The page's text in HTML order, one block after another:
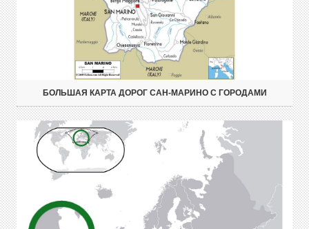
БОЛЬШАЯ КАРТА ДОРОГ САН-МАРИНО С ГОРОДАМИ